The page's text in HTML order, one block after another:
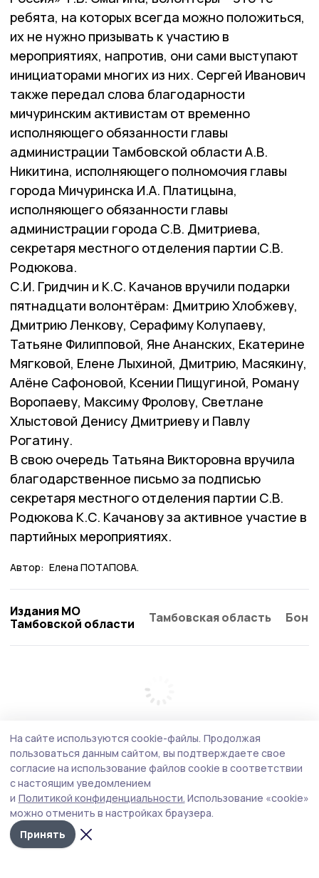
ребята, на которых всегда можно положиться,
их не нужно призывать к участию в
мероприятиях, напротив, они сами выступают
инициаторами многих из них. Сергей Иванович
также передал слова благодарности
мичуринским активистам от временно
исполняющего обязанности главы
администрации Тамбовской области А.В.
Никитина, исполняющего полномочия главы
города Мичуринска И.А. Платицына,
исполняющего обязанности главы
администрации города С.В. Дмитриева,
секретаря местного отделения партии С.В.
Родюкова.
С.И. Гридчин и К.С. Качанов вручили подарки
пятнадцати волонтёрам: Дмитрию Хлобжеву,
Дмитрию Ленкову, Серафиму Колупаеву,
Татьяне Филипповой, Яне Ананских, Екатерине
Мягковой, Елене Лыхиной, Дмитрию, Масякину,
Алёне Сафоновой, Ксении Пищугиной, Роману
Воропаеву, Максиму Фролову, Светлане
Хлыстовой Денису Дмитриеву и Павлу
Рогатину.
В свою очередь Татьяна Викторовна вручила
благодарственное письмо за подписью
секретаря местного отделения партии С.В.
Родюкова К.С. Качанову за активное участие в
партийных мероприятиях.
Автор: Елена ПОТАПОВА.
Издания МО
Тамбовской области
Тамбовская область
На сайте используются cookie-файлы. Продолжая
пользоваться данным сайтом, вы подтверждаете свое
согласие на использование файлов cookie в соответствии
с настоящим уведомлением
и Политикой конфиденциальности. Использование «cookie»
можно отменить в настройках браузера.
Принять